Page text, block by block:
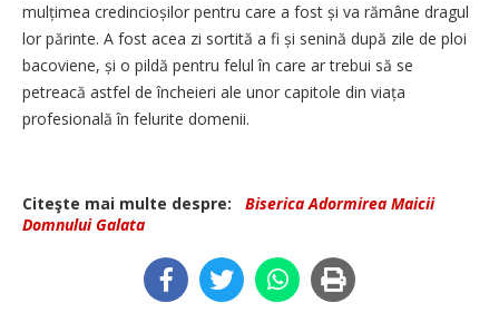
mulțimea credincioșilor pentru care a fost și va rămâne dragul
lor părinte. A fost acea zi sortită a fi și senină după zile de ploi
bacoviene, și o pildă pentru felul în care ar trebui să se
petreacă astfel de încheieri ale unor capitole din viața
profesională în felurite domenii.
Citeşte mai multe despre:
Biserica Adormirea Maicii
Domnului Galata